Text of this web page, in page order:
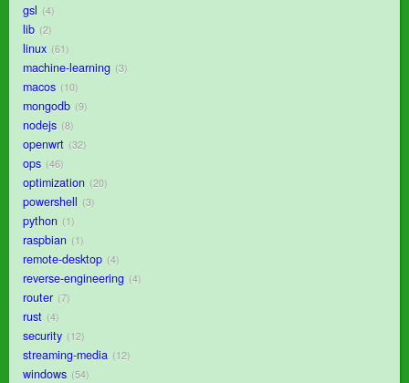
gsl 4
lib 2
linux 61
machine-learning 3
macos 10
mongodb 9
nodejs 8
openwrt 32
ops 46
optimization 20
powershell 3
python 1
raspbian 1
remote-desktop 4
reverse-engineering 4
router 7
rust 4
security 12
streaming-media 12
windows 54